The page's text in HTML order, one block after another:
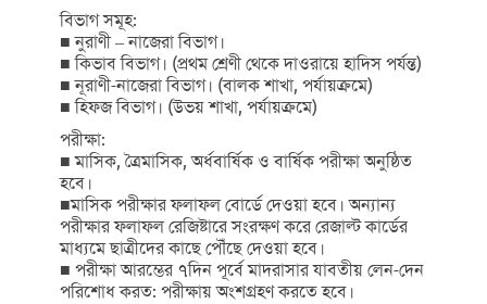
বিভাগ সমূহ:
■ নুরাণী – নাজেরা বিভাগ।
■ কিভাব বিভাগ। (প্রথম শ্রেণী থেকে দাওরায়ে হাদিস পর্যন্ত)
■ নূরাণী-নাজেরা বিভাগ। (বালক শাখা, পর্যায়ক্রমে)
■ হিফজ বিভাগ। (উভয় শাখা, পর্যায়ক্রমে)
পরীক্ষা:
■ মাসিক, ত্রৈমাসিক, অর্ধবার্ষিক ও বার্ষিক পরীক্ষা অনুষ্ঠিত
হবে।
■মাসিক পরীক্ষার ফলাফল বোর্ডে দেওয়া হবে। অন্যান্য
পরীক্ষার ফলাফল রেজিষ্টারে সংরক্ষণ করে রেজাল্ট কার্ডের
মাধ্যমে ছাত্রীদের কাছে পৌঁছে দেওয়া হবে।
■ পরীক্ষা আরম্ভের ৭দিন পূর্বে মাদরাসার যাবতীয় লেন-দেন
পরিশোধ করত: পরীক্ষায় অংশগ্রহণ করতে হবে।